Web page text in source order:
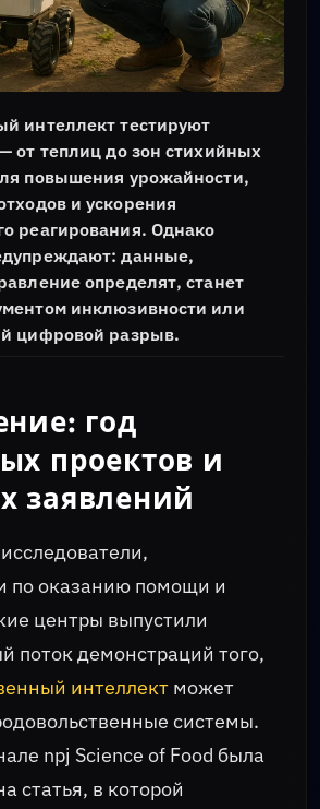
интеллект тестируют
от теплиц до зон стихийных
повышения урожайности,
и ускорения
реагирования. Однако
данные,
определят, станет
инклюзивности или
цифровой разрыв.
год
проектов и
заявлений
по оказанию помощи и
центры выпустили
поток демонстраций того,
интеллект может
системы.
npj Science of Food была
статья, в которой